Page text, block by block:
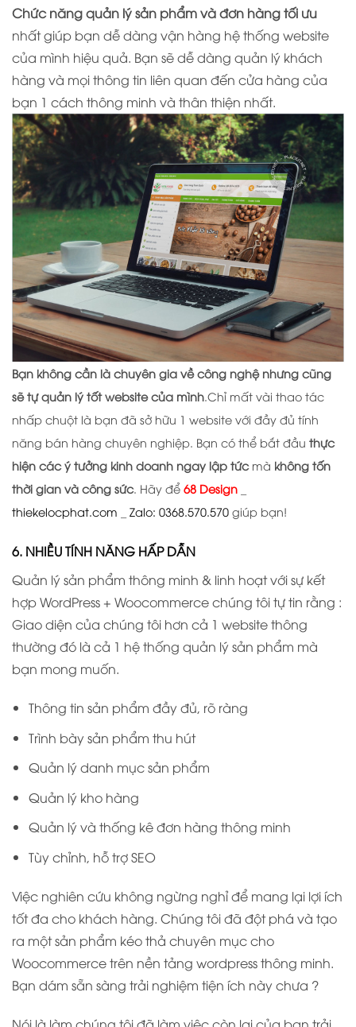
Chức năng quản lý sản phẩm và đơn hàng tối ưu
nhất giúp bạn dễ dàng vận hàng hệ thống website
của mình hiệu quả. Bạn sẽ dễ dàng quản lý khách
hàng và mọi thông tin liên quan đến cửa hàng của
bạn 1 cách thông minh và thân thiện nhất.
Bạn không cần là chuyên gia về công nghệ nhưng cũng
sẽ tự quản lý tốt website của mình.Chỉ mất vài thao tác
nhấp chuột là bạn đã sở hữu 1 website với đầy đủ tính
năng bán hàng chuyên nghiệp. Bạn có thể bắt đầu thực
hiện các ý tưởng kinh doanh ngay lập tứcmà không tốn
thời gian và công sức. Hãy để 68 Design
thiekelocphat.com
Zalo: 0368.570.570 giúp bạn!
6. NHIỀU TÍNH NĂNG HẤP DẪN
Quản lý sản phẩm thông minh & linh hoạt với sự kết
hợp WordPress + Woocommerce chúng tôi tự tin rằng :
Giao diện của chúng tôi hơn cả 1 website thông
thường đó là cả 1 hệ thống quản lý sản phẩm mà
bạn mong muốn.
Thông tin sản phẩm đầy đủ, rõ ràng
Trình bày sản phẩm thu hút
Quản lý danh mục sản phẩm
Quản lý kho hàng
Quản lý và thống kê đơn hàng thông minh
Tùy chỉnh, hỗ trợ SEO
Việc nghiên cứu không ngừng nghỉ để mang lại lợi ích
tốt đa cho khách hàng. Chúng tôi đã đột phá và tạo
ra một sản phẩm kéo thả chuyên mục cho
Woocommerce trên nền tảng wordpress thông minh.
Bạn dám sẵn sàng trải nghiệm tiện ích này chưa ?